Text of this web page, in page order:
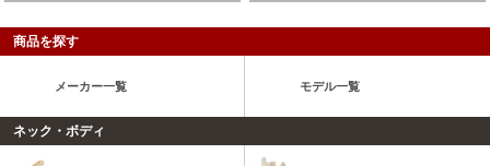
商品を探す
メーカー一覧 モデル一覧
ネック・ボディ